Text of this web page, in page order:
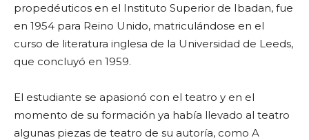
propedéuticos en el Instituto Superior de Ibadan, fue
en 1954 para Reino Unido, matriculándose en el
curso de literatura inglesa de la Universidad de Leeds,
que concluyó en 1959.
El estudiante se apasionó con el teatro y en el
momento de su formación ya había llevado al teatro
algunas piezas de teatro de su autoría, como A